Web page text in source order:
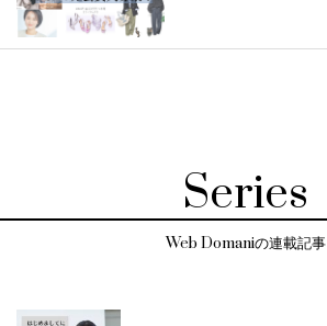
Series
Web Domaniの連載記事